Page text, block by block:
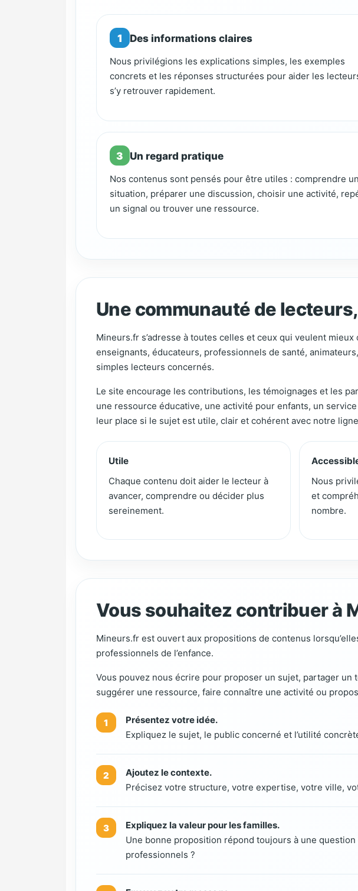
1 Des informations claires
Nous privilégions les explications simples, les exemples
concrets et les réponses structurées pour aider les
s’y retrouver rapidement.
3 Un regard pratique
Nos contenus sont pensés pour être utiles : comprendre
situation, préparer une discussion, choisir une activité,
un signal ou trouver une ressource.
Une communauté de
Mineurs.fr s’adresse à toutes celles et ceux qui veulent
enseignants, éducateurs, professionnels de santé,
simples lecteurs concernés.
Le site encourage les contributions, les témoignages et les
une ressource éducative, une activité pour enfants, un
leur place si le sujet est utile, clair et cohérent avec notre
Utile
Chaque contenu doit aider le lecteur à
avancer, comprendre ou décider plus
sereinement.
Nous
et
nombre.
Vous souhaitez contribuer à
Mineurs.fr est ouvert aux propositions de contenus
professionnels de l’enfance.
Vous pouvez nous écrire pour proposer un sujet, partager
suggérer une ressource, faire connaître une activité ou
Présentez votre idée.
Expliquez le sujet, le public concerné et l’utilité
Ajoutez le contexte.
Précisez votre structure, votre expertise, votre ville,
Expliquez la valeur pour les familles.
Une bonne proposition répond toujours à une
professionnels ?